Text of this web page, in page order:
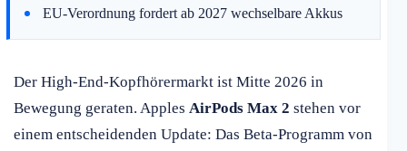
EU-Verordnung fordert ab 2027 wechselbare Akkus
Der High-End-Kopfhörermarkt ist Mitte 2026 in
Bewegung geraten. Apples AirPods Max 2 stehen vor
einem entscheidenden Update: Das Beta-Programm von